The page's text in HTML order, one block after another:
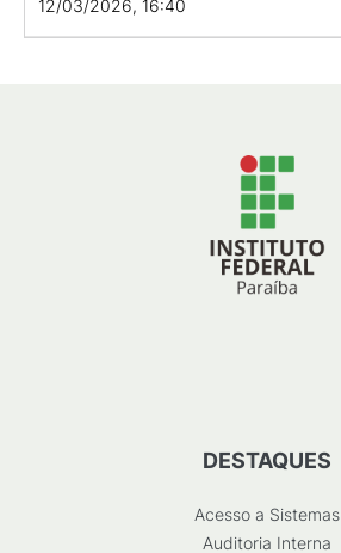
12/03/2026, 16:40
DESTAQUES
Acesso a Sistemas
Auditoria Interna